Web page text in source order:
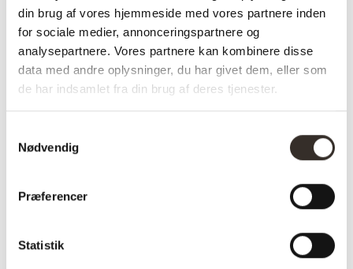
din brug af vores hjemmeside med vores partnere inden
for sociale medier, annonceringspartnere og
analysepartnere. Vores partnere kan kombinere disse
data med andre oplysninger, du har givet dem, eller som
de har indsamlet fra din brug af deres tjenester.
Nødvendig
Præferencer
Statistik
Længde:
Bredde: 130 cm
Vægt (brutto): 0,8 kg
Samle info:
pakker á: